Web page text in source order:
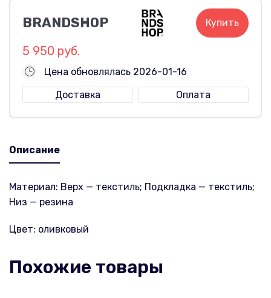
BRANDSHOP Купить
5 950 руб.
Цена обновлялась 2026-01-16
Доставка
Оплата
Описание
Материал: Верх — текстиль; Подкладка — текстиль;
Низ — резина
Цвет: оливковый
Похожие товары